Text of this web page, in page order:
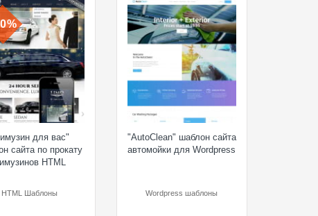
для вас"
сайта по прокату
HTML
HTML Шаблоны
"AutoClean" шаблон сайта
автомойки для Wordpress
Wordpress шаблоны